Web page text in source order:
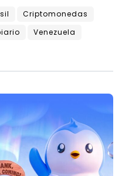
Criptomonedas
Venezuela